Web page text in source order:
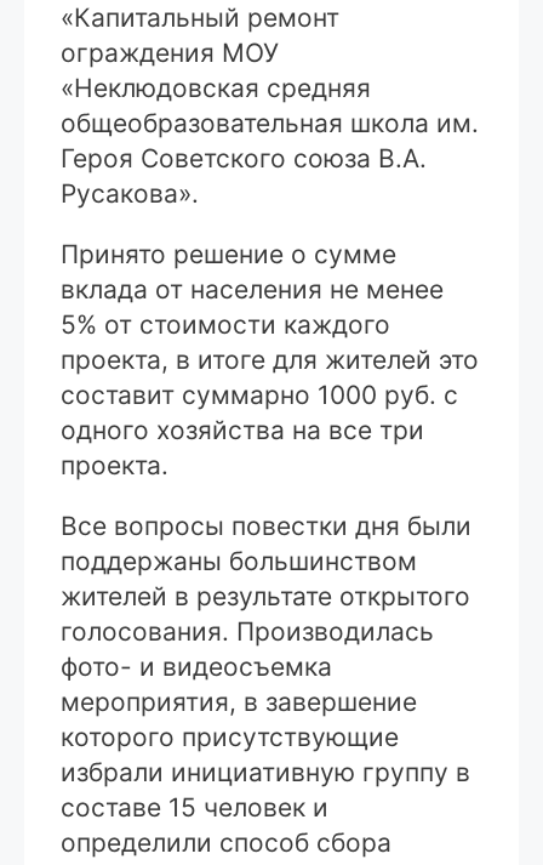
«Капитальный ремонт
ограждения МОУ
«Неклюдовская средняя
общеобразовательная школа им.
Героя Советского союза В.А.
Русакова».
Принято решение о сумме
вклада от населения не менее
5% от стоимости каждого
проекта, в итоге для жителей это
составит суммарно 1000 руб. с
одного хозяйства на все три
проекта.
Все вопросы повестки дня были
поддержаны большинством
жителей в результате открытого
голосования. Производилась
фото- и видеосъемка
мероприятия, в завершение
которого присутствующие
избрали инициативную группу в
составе 15 человек и
определили способ сбора